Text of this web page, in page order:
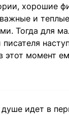
хорошие
и
Тогда для
этот момент
идет в